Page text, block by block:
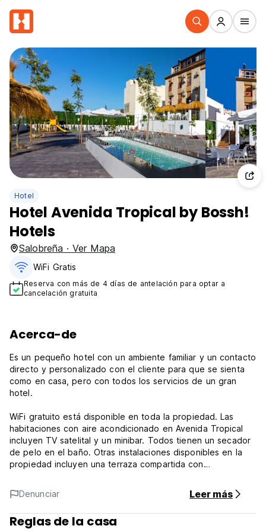
Hotel
Hotel Avenida Tropical by Bossh!
Hotels
Salobreña · Ver Mapa
WiFi Gratis
Reserva con más de 4 días de antelación para optar a
cancelación gratuita
Acerca-de
Es un pequeño hotel con un ambiente familiar y un contacto
directo y personalizado con el cliente para que se sienta
como en casa, pero con todos los servicios de un gran
hotel.
WiFi gratuito está disponible en toda la propiedad. Las
habitaciones con aire acondicionado en Avenida Tropical
incluyen TV satelital y un minibar. Todos tienen un secador
de pelo en el baño. Otras instalaciones disponibles en la
propiedad incluyen una terraza compartida con
También está disponible una recepción de 24 horas,
incluido el almacenamiento de equipaje gratuito.
¡Ofrece un ambiente familiar y contacto personalizado para
Denunciar Leer más
Reglas de la casa